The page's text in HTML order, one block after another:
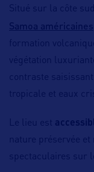
Situé sur la côte
Samoa américaines
formation
végétation
contraste
tropicale et eaux
Le lieu est
nature préservée et
spectaculaires sur